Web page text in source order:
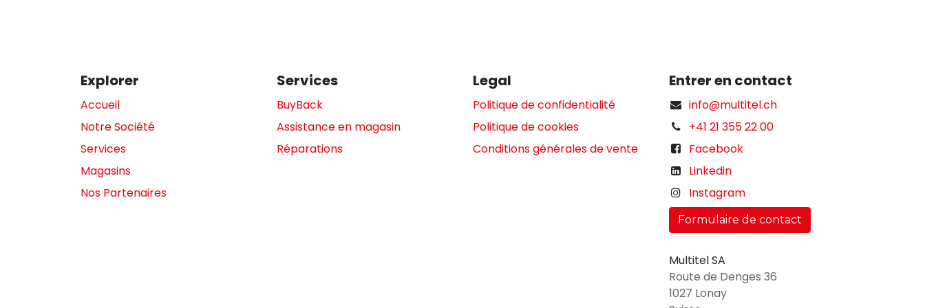
Explorer
Accueil
Notre Société
Services
Magasins
Nos Partenaires
Services
BuyBack
Assistance en magasin
Réparations
Legal
Politique de confidentialité
Politique de cookies
Conditions générales de vente
Entrer en contact
info@multitel.ch
+41 21 355 22 00
Facebook
Linkedin
Instagram
Formulaire de contact
Multitel SA
Route de Denges 36
1027 Lonay